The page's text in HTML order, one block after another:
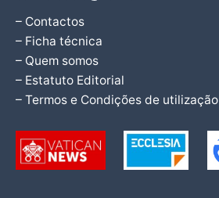
– Contactos
– Ficha técnica
– Quem somos
– Estatuto Editorial
– Termos e Condições de utilização